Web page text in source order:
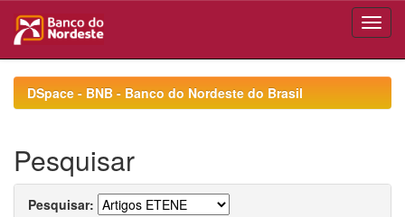
navigationDSpace - BNB - Banco do Nordeste do Brasil
Pesquisar
Pesquisar: